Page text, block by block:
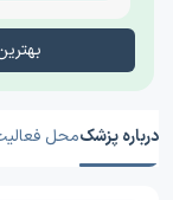
درباره پزشکمحل